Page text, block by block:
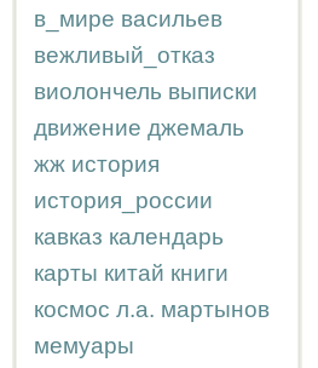
в_мире васильев
вежливый_отказ
виолончель выписки
движение джемаль
жж история
история_россии
кавказ календарь
карты китай книги
космос л.а. мартынов
мемуары